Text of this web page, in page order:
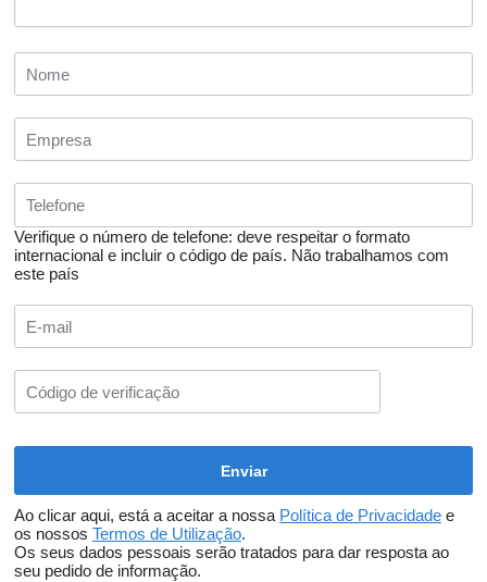
Verifique o número de telefone: deve respeitar o formato
internacional e incluir o código de país. Não trabalhamos com
este país
Ao clicar aqui, está a aceitar a nossa Política de Privacidade e
os nossos Termos de Utilização.
Os seus dados pessoais serão tratados para dar resposta ao
seu pedido de informação.